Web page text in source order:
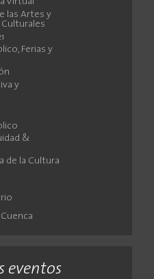
las Artes y
Ferias y
y
&
de la Cultura
eventos